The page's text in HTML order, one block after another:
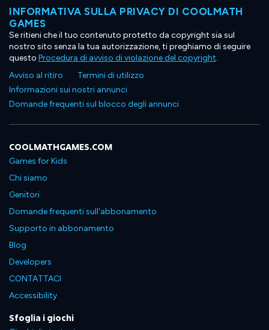
INFORMATIVA SULLA PRIVACY DI COOLMATH
GAMES
Se ritieni che il tuo contenuto protetto da copyright sia sul
nostro sito senza la tua autorizzazione, ti preghiamo di seguire
questo Procedura di avviso di violazione del copyright.
Avviso al ritiro
Termini di utilizzo
Informazioni sui nostri annunci
Domande frequenti sul blocco degli annunci
COOLMATHGAMES.COM
Games for Kids
Chi siamo
Genitori
Domande frequenti sull'abbonamento
Supporto in abbonamento
Blog
Developers
CONTATTACI
Accessibility
Sfoglia i giochi